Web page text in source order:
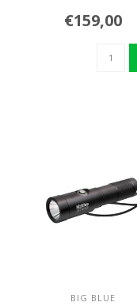
€159,00
BIG BLUE